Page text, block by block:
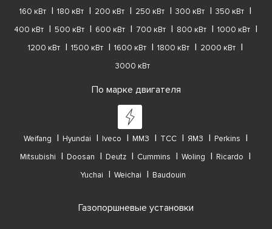
160 кВт
180 кВт 200 кВт 250 кВт 300 кВт
350 кВт
400 кВт
500 кВт 600 кВт 700 кВт 800 кВт
1000 кВт
1200 кВт
1500 кВт 1600 кВт 1800 кВт
2000 кВт
3000 кВт
По марке двигателя
Weifang Hyundai Iveco ММЗ ТСС ЯМЗ
Perkins
Mitsubishi
Doosan Deutz Cummins Woling
Ricardo
Yuchai
Weichai Baudouin
Газопоршневые установки